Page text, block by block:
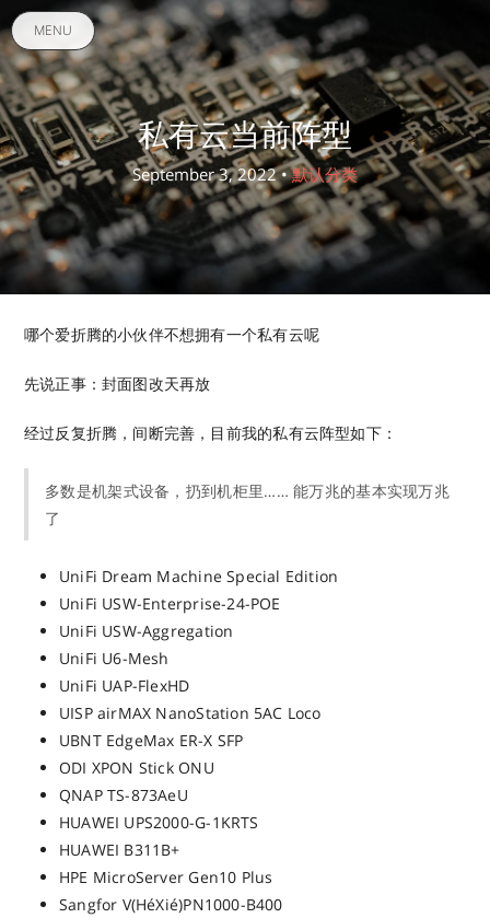
MENU
私有云当前阵型
September 3, 2022 •默认分类
哪个爱折腾的小伙伴不想拥有一个私有云呢
先说正事：封面图改天再放
经过反复折腾，间断完善，目前我的私有云阵型如下：
多数是机架式设备，扔到机柜里…… 能万兆的基本实现万兆
了
UniFi Dream Machine Special Edition
UniFi USW-Enterprise-24-POE
UniFi USW-Aggregation
UniFi U6-Mesh
UniFi UAP-FlexHD
UISP airMAX NanoStation 5AC Loco
UBNT EdgeMax ER-X SFP
ODI XPON Stick ONU
QNAP TS-873AeU
HUAWEI UPS2000-G-1KRTS
HUAWEI B311B+
HPE MicroServer Gen10 Plus
Sangfor V(HéXié)PN1000-B400